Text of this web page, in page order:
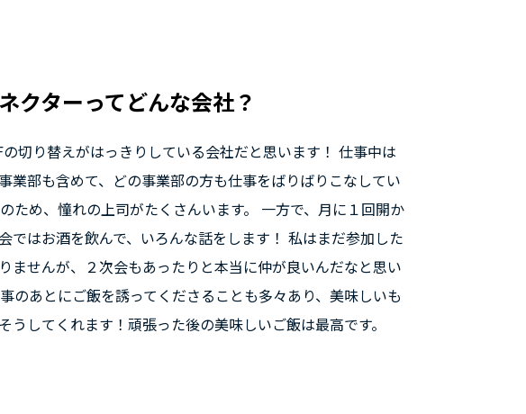
クターってどんな会社？
切り替えがはっきりしている会社だと思います！ 仕事中は
業部も含めて、どの事業部の方も仕事をばりばりこなしてい
ため、憧れの上司がたくさんいます。 一方で、月に１回開か
ではお酒を飲んで、いろんな話をします！ 私はまだ参加した
ませんが、２次会もあったりと本当に仲が良いんだなと思い
のあとにご飯を誘ってくださることも多々あり、美味しいも
うしてくれます！頑張った後の美味しいご飯は最高です。